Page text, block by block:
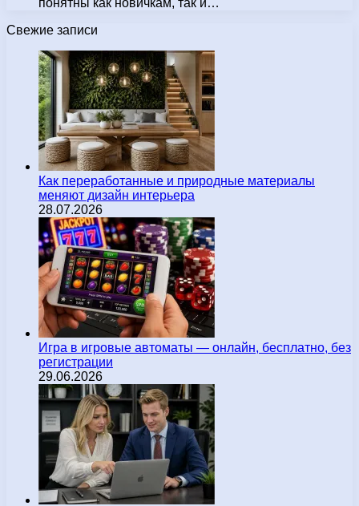
Свежие записи
Как переработанные и природные материалы
меняют дизайн интерьера
28.07.2026
Игра в игровые автоматы — онлайн, бесплатно, без
регистрации
29.06.2026